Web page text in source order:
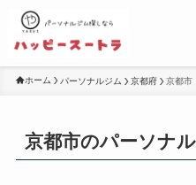
ホーム パーソナルジム 京都府 京都市
京都市のパーソナ